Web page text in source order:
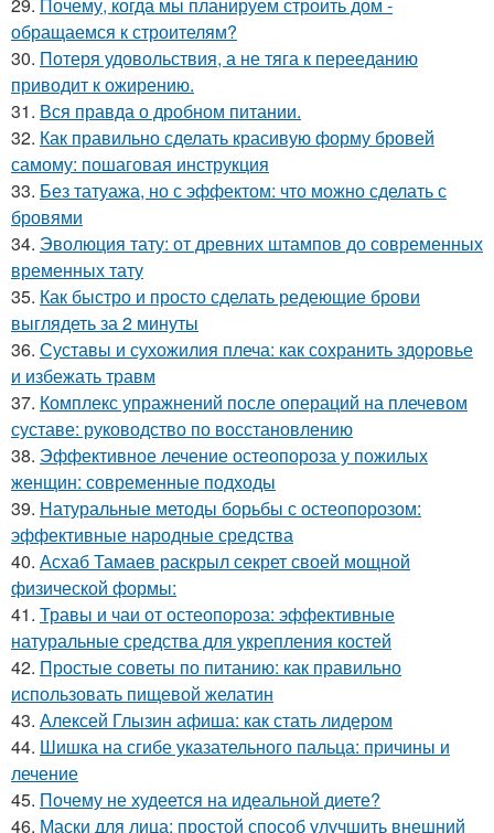
29. Почему, когда мы планируем строить дом -
обращаемся к строителям?
30. Потеря удовольствия, а не тяга к перееданию
приводит к ожирению.
31. Вся правда о дробном питании.
32. Как правильно сделать красивую форму бровей
самому: пошаговая инструкция
33. Без татуажа, но с эффектом: что можно сделать с
бровями
34. Эволюция тату: от древних штампов до современных
временных тату
35. Как быстро и просто сделать редеющие брови
выглядеть за 2 минуты
36. Суставы и сухожилия плеча: как сохранить здоровье
и избежать травм
37. Комплекс упражнений после операций на плечевом
суставе: руководство по восстановлению
38. Эффективное лечение остеопороза у пожилых
женщин: современные подходы
39. Натуральные методы борьбы с остеопорозом:
эффективные народные средства
40. Асхаб Тамаев раскрыл секрет своей мощной
физической формы:
41. Травы и чаи от остеопороза: эффективные
натуральные средства для укрепления костей
42. Простые советы по питанию: как правильно
использовать пищевой желатин
43. Алексей Глызин афиша: как стать лидером
44. Шишка на сгибе указательного пальца: причины и
лечение
45. Почему не худеется на идеальной диете?
46. Маски для лица: простой способ улучшить внешний